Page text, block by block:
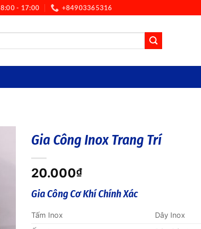
8:00 - 17:00 +84903365316
Gia Công Inox Trang Trí
20.000₫
Gia Công Cơ Khí Chính Xác
Tấm Inox
Dây Inox